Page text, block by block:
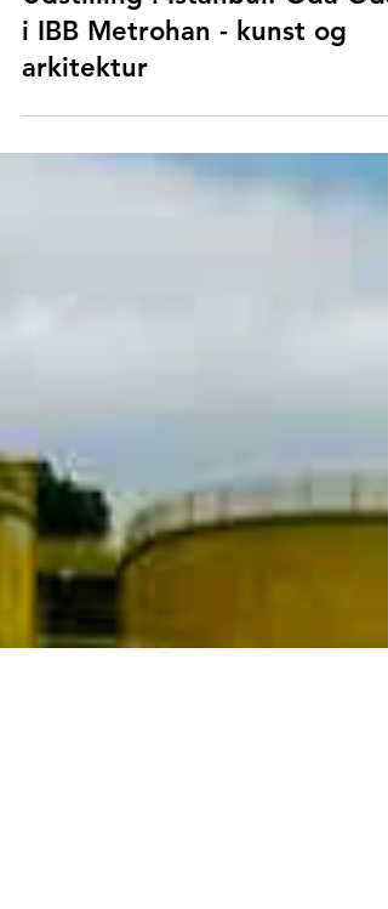
1. feb.
Praktisk Istanbul
Udstilling i Istanbul: Oda Oda
i IBB Metrohan - kunst og